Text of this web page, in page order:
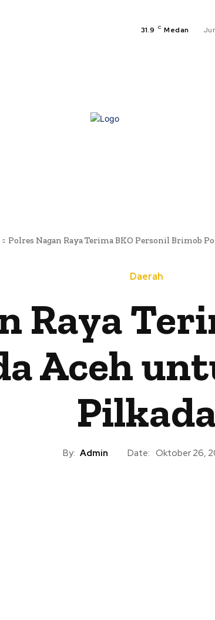
31.9 C Medan
Polres Nagan Raya Terima BKO Personil Brimob
Daerah
Raya
Aceh
By: Admin Date: Oktober 26,